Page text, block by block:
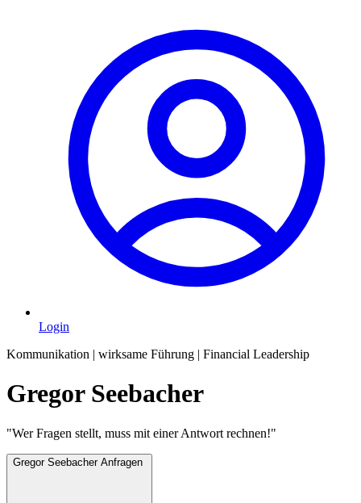
Login
Kommunikation | wirksame Führung | Financial Leadership
Gregor Seebacher
"Wer Fragen stellt, muss mit einer Antwort rechnen!"
Gregor Seebacher Anfragen